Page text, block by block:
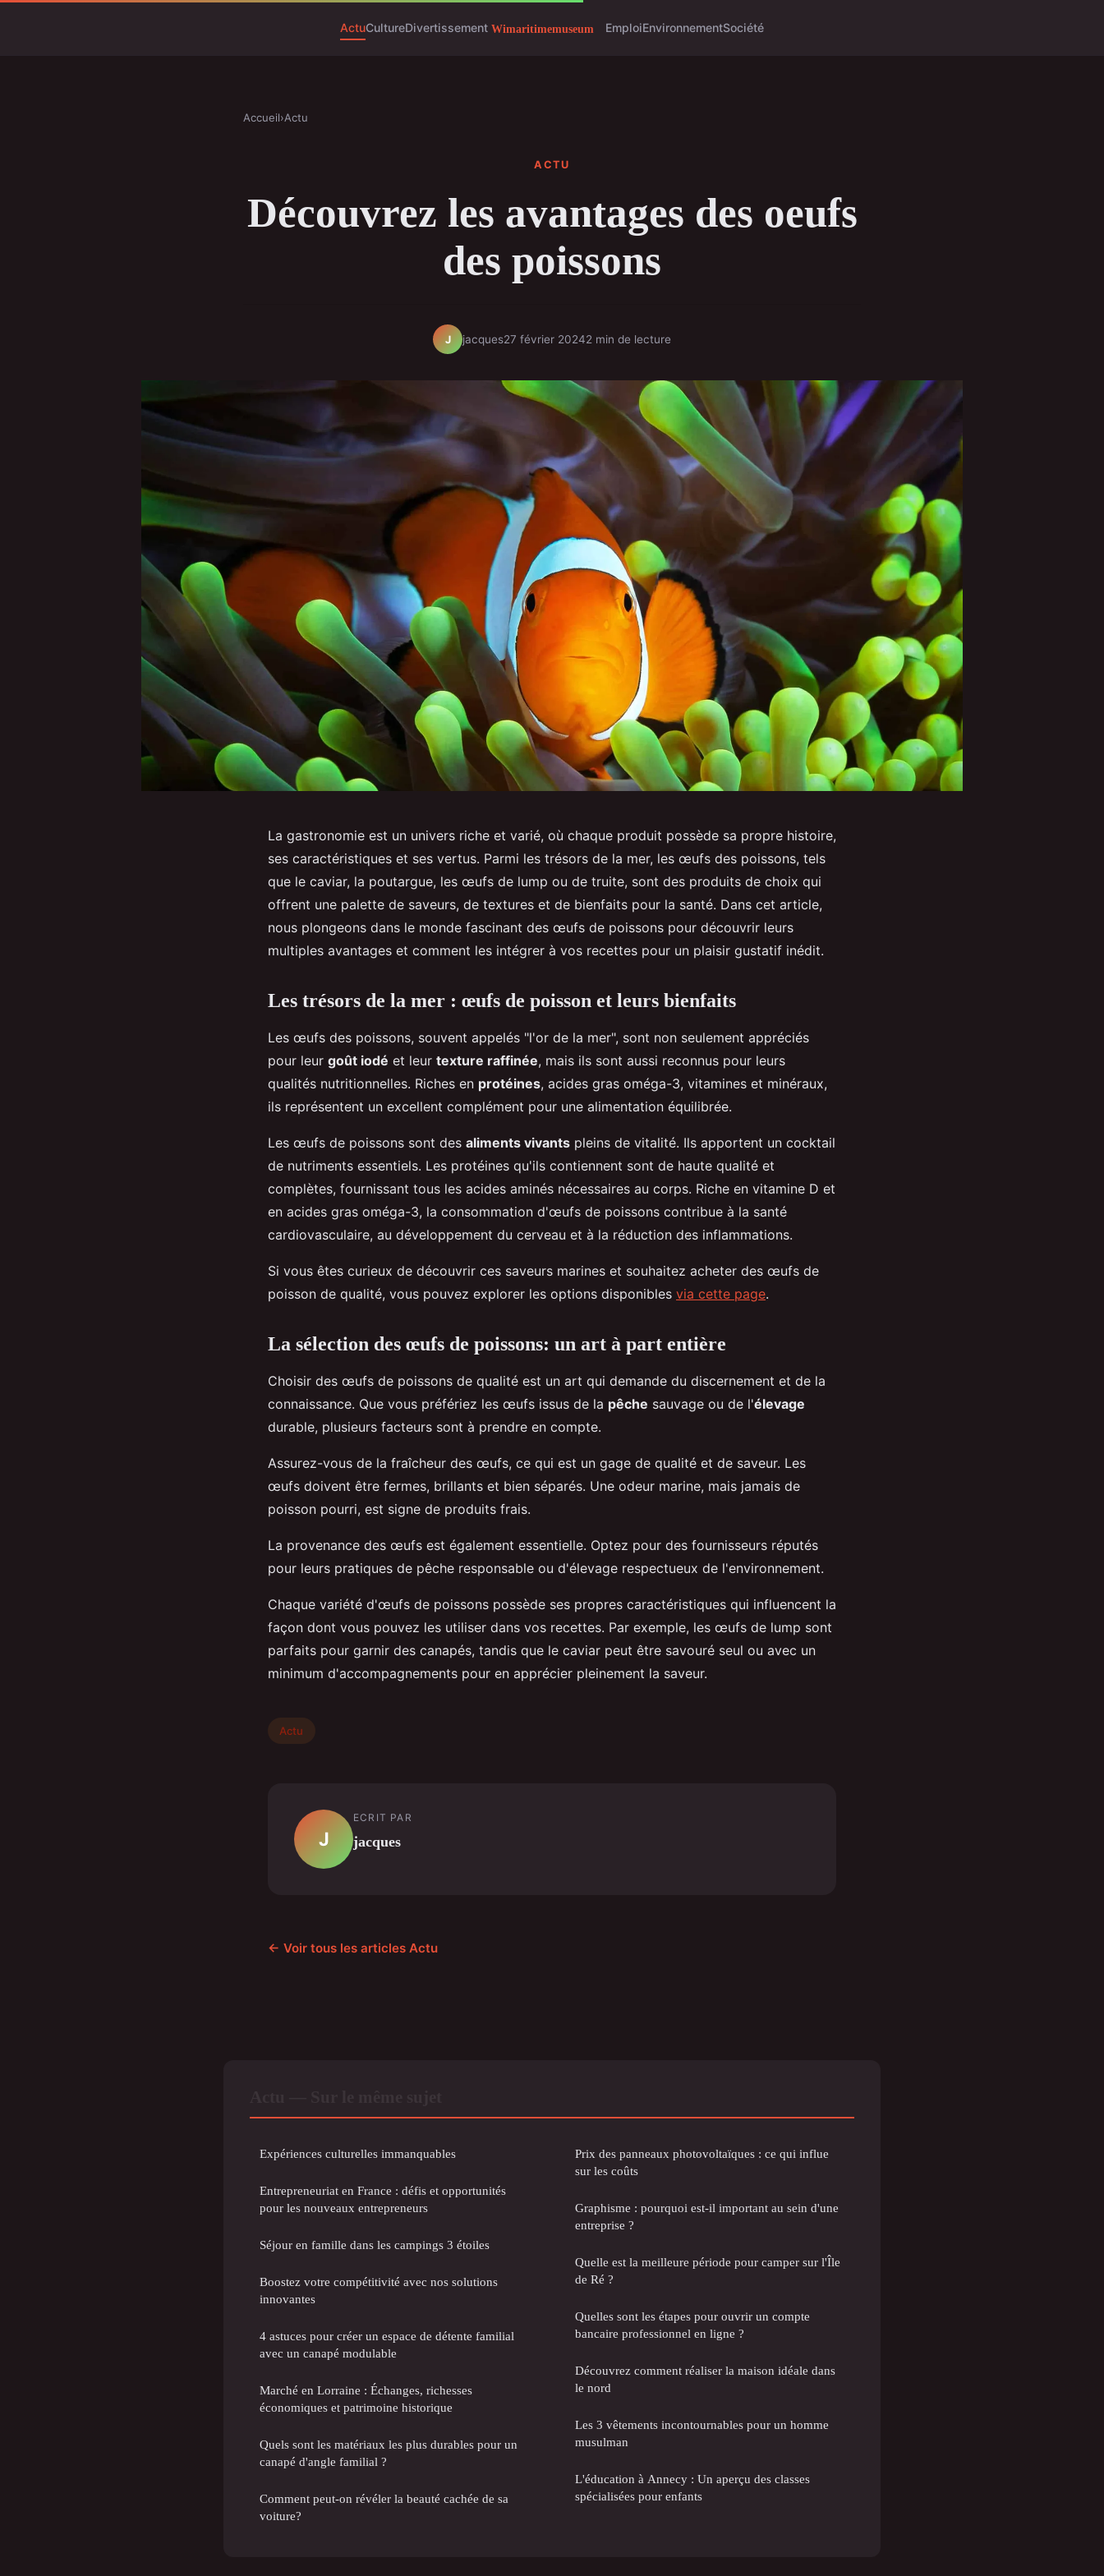
ActuCultureDivertissement EmploiEnvironnementSociété
Accueil›Actu
ACTU
Découvrez les avantages des oeufs
des poissons
J jacques27 février 20242 min de lecture
La gastronomie est un univers riche et varié, où chaque produit possède sa propre histoire,
ses caractéristiques et ses vertus. Parmi les trésors de la mer, les œufs des poissons, tels
que le caviar, la poutargue, les œufs de lump ou de truite, sont des produits de choix qui
offrent une palette de saveurs, de textures et de bienfaits pour la santé. Dans cet article,
nous plongeons dans le monde fascinant des œufs de poissons pour découvrir leurs
multiples avantages et comment les intégrer à vos recettes pour un plaisir gustatif inédit.
Les trésors de la mer : œufs de poisson et leurs bienfaits
Les œufs des poissons, souvent appelés "l'or de la mer", sont non seulement appréciés
pour leur goût iodé et leur texture raffinée, mais ils sont aussi reconnus pour leurs
qualités nutritionnelles. Riches en protéines, acides gras oméga-3, vitamines et minéraux,
ils représentent un excellent complément pour une alimentation équilibrée.
Les œufs de poissons sont des aliments vivants pleins de vitalité. Ils apportent un cocktail
de nutriments essentiels. Les protéines qu'ils contiennent sont de haute qualité et
complètes, fournissant tous les acides aminés nécessaires au corps. Riche en vitamine D et
en acides gras oméga-3, la consommation d'œufs de poissons contribue à la santé
cardiovasculaire, au développement du cerveau et à la réduction des inflammations.
Si vous êtes curieux de découvrir ces saveurs marines et souhaitez acheter des œufs de
poisson de qualité, vous pouvez explorer les options disponibles via cette page.
La sélection des œufs de poissons: un art à part entière
Choisir des œufs de poissons de qualité est un art qui demande du discernement et de la
connaissance. Que vous préfériez les œufs issus de la pêche sauvage ou de l'élevage
durable, plusieurs facteurs sont à prendre en compte.
Assurez-vous de la fraîcheur des œufs, ce qui est un gage de qualité et de saveur. Les
œufs doivent être fermes, brillants et bien séparés. Une odeur marine, mais jamais de
poisson pourri, est signe de produits frais.
La provenance des œufs est également essentielle. Optez pour des fournisseurs réputés
pour leurs pratiques de pêche responsable ou d'élevage respectueux de l'environnement.
Chaque variété d'œufs de poissons possède ses propres caractéristiques qui influencent la
façon dont vous pouvez les utiliser dans vos recettes. Par exemple, les œufs de lump sont
parfaits pour garnir des canapés, tandis que le caviar peut être savouré seul ou avec un
minimum d'accompagnements pour en apprécier pleinement la saveur.
Actu
J
ECRIT PAR
jacques
← Voir tous les articles Actu
Expériences culturelles immanquables
Entrepreneuriat en France : défis et opportunités
pour les nouveaux entrepreneurs
Séjour en famille dans les campings 3 étoiles
Boostez votre compétitivité avec nos solutions
innovantes
4 astuces pour créer un espace de détente familial
avec un canapé modulable
Marché en Lorraine : Échanges, richesses
économiques et patrimoine historique
Quels sont les matériaux les plus durables pour un
canapé d'angle familial ?
Comment peut-on révéler la beauté cachée de sa
voiture?
Prix des panneaux photovoltaïques : ce qui influe
sur les coûts
Graphisme : pourquoi est-il important au sein d'une
entreprise ?
Quelle est la meilleure période pour camper sur l'Île
de Ré ?
Quelles sont les étapes pour ouvrir un compte
bancaire professionnel en ligne ?
Découvrez comment réaliser la maison idéale dans
le nord
Les 3 vêtements incontournables pour un homme
musulman
L'éducation à Annecy : Un aperçu des classes
spécialisées pour enfants